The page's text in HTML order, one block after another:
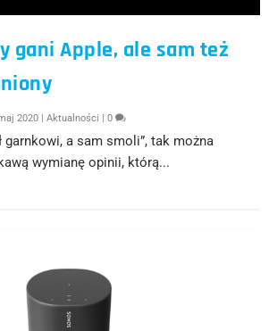
gani Apple, ale sam też
2020 |Aktualności |0
garnkowi, a sam smoli”, tak można
wymianę opinii, którą...